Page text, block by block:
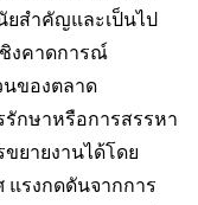
ยสำคัญและเป็นไป
งคาดการณ์
ของตลาด
รักษาหรือการสรรหา
ยายงานได้โดย
แรงกดดันจากการ